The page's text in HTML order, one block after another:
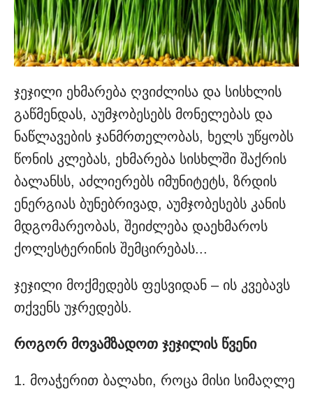
ჯეჯილი ეხმარება ღვიძლისა და სისხლის
გაწმენდას, აუმჯობესებს მონელებას და
ნაწლავების ჯანმრთელობას, ხელს უწყობს
წონის კლებას, ეხმარება სისხლში შაქრის
ბალანსს, აძლიერებს იმუნიტეტს, ზრდის
ენერგიას ბუნებრივად, აუმჯობესებს კანის
მდგომარეობას, შეიძლება დაეხმაროს
ქოლესტერინის შემცირებას...
ჯეჯილი მოქმედებს ფესვიდან – ის კვებავს
თქვენს უჯრედებს.
როგორ მოვამზადოთ ჯეჯილის წვენი
1. მოაჭერით ბალახი, როცა მისი სიმაღლე